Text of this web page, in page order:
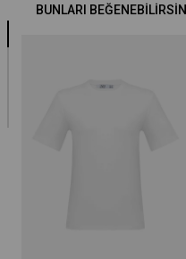
BUNLARI BEĞENEBILIRSIN